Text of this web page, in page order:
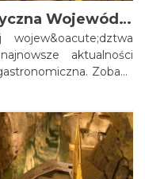
Śląskie. Informacja Turystyczna Województwa Śląskiego
aktualności
Zobacz